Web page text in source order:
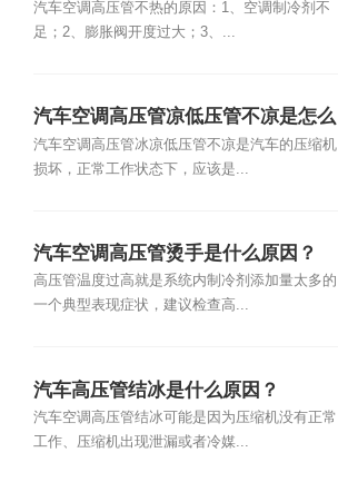
汽车空调高压管不热的原因：1、空调制冷剂不
足；2、膨胀阀开度过大；3、...
汽车空调高压管凉低压管不凉是怎么
回事？
汽车空调高压管冰凉低压管不凉是汽车的压缩机
损坏，正常工作状态下，应该是...
汽车空调高压管烫手是什么原因？
高压管温度过高就是系统内制冷剂添加量太多的
一个典型表现症状，建议检查高...
汽车高压管结冰是什么原因？
汽车空调高压管结冰可能是因为压缩机没有正常
工作、压缩机出现泄漏或者冷媒...